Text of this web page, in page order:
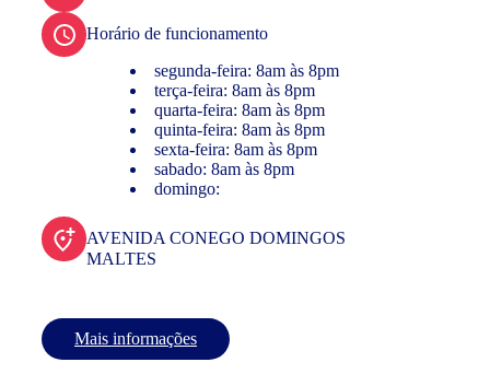
Horário de funcionamento
segunda-feira: 8am às 8pm
terça-feira: 8am às 8pm
quarta-feira: 8am às 8pm
quinta-feira: 8am às 8pm
sexta-feira: 8am às 8pm
sabado: 8am às 8pm
domingo:
AVENIDA CONEGO DOMINGOS
MALTES
Mais informações